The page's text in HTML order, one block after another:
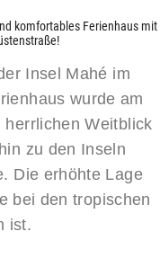
komfortables Ferienhaus mit
Insel Mahé im
wurde am
Weitblick
zu den Inseln
Die erhöhte Lage
bei den tropischen
ist.